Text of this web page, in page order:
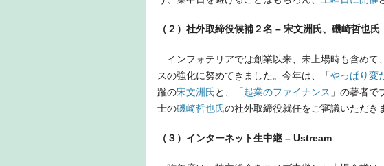
（２）社外取締役候補２名 – 宋文洲氏、磯崎哲也氏
インフォテリアでは創業以来、未上場時も含めて
スの強化に努めてきました。今年は、「やっぱり変
躍の宋文洲氏と、「起業のファイナンス 」の著者
士の磯崎哲也氏の社外取締役就任をご審議いただき
（３）インターネット生中継 – Ustream